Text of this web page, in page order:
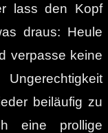
lass den Kopf
draus: Heule
verpasse keine
beiläufig zu
eine prollige